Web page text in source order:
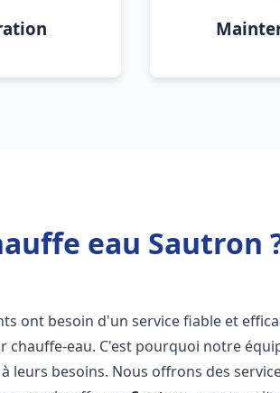
eau Sautron
ont besoin d'un service fiable et
chauffe-eau. C'est pourquoi notre
leurs besoins. Nous offrons des